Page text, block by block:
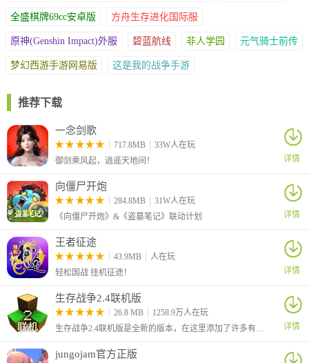
能感受人际交流与智慧较量的愉悦。
软件亮点
择。用户可在数分钟内开启紧凑的互动体验，在繁忙日程中获得片
2、平台精心规划多元娱乐形式，涵盖经典纸牌游戏到地方特色麻
择。
3、在专注娱乐内容的同时，注重参与者间的互动分享。设置社群
全盛棋牌69cc安卓版 方舟生存进化国际服
原神(Genshin Impact)外服 碧蓝航线 非人学园 元气骑士前传
梦幻西游手游网易版 这是我的战争手游
推荐下载
一念剑歌
717.8MB
33W人在玩
御剑乘风起，逍遥天地间！
详情
向僵尸开炮
284.8MB
31W人在玩
《向僵尸开炮》&《盗墓笔记》联动计划
详情
王者征途
43.9MB
人在玩
轻松国战 挂机征途！
详情
生存战争2.4联机版
26.8 MB
1258.9万人在玩
生存战争2.4联机版是全新的版本，在这里添加了许多有趣的新玩法，例如增加季节、添加了社区内容搜索、加入了杨树、杨木、杨树叶和树苗、比 2.3 中生成的鱼更多等等
详情
jungojam官方正版